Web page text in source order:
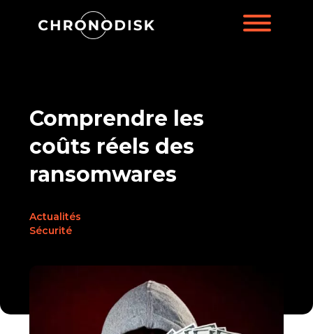
Comprendre les
coûts réels des
ransomwares
Actualités
Sécurité